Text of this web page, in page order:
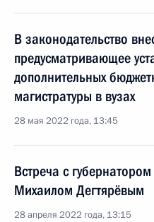
В законодательство
предусматривающее
дополнительных
магистратуры в вузах
28 мая 2022 года, 13:45
Встреча с
Михаилом Дегтярёвым
28 апреля 2022 года, 13:15